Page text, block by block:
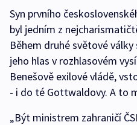
Syn prvního
byl jedním z
Během druhé světové války
jeho hlas v rozhlasovém
Benešově exilové vládě,
- i do té Gottwaldovy. A to
„Být ministrem zahraničí